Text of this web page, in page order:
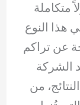
متكاملة
هذا النوع
عن تراكم
الشركة
من